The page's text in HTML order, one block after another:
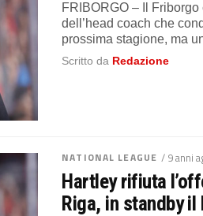
FRIBORGO – Il
dell’head coach che
prossima stagione, ma
Scritto da Redazione
NATIONAL LEAGUE / 9 anni
Hartley rifiuta
Riga, in standby il